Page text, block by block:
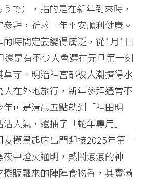
うで），指的是在新年到來時，
拜，祈求一年平安順利健康。
時間定義變得廣泛，從1月1日
還是有不少人會選在元旦第一刻
寺、明治神宮都被人潮擠得水
在外地旅行，新年參拜通常不
可是清晨五點就到「神田明
人氣，還抽了「蛇年專用」
摸黑起床出門迎接2025年第一
中燈火通明，熱鬧滾滾的神
販飄來的陣陣食物香，其實滿